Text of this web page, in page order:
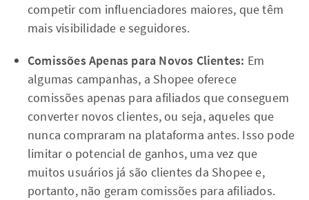
competir com influenciadores maiores, que têm
mais visibilidade e seguidores.
Comissões Apenas para Novos Clientes: Em
algumas campanhas, a Shopee oferece
comissões apenas para afiliados que conseguem
converter novos clientes, ou seja, aqueles que
nunca compraram na plataforma antes. Isso pode
limitar o potencial de ganhos, uma vez que
muitos usuários já são clientes da Shopee e,
portanto, não geram comissões para afiliados.